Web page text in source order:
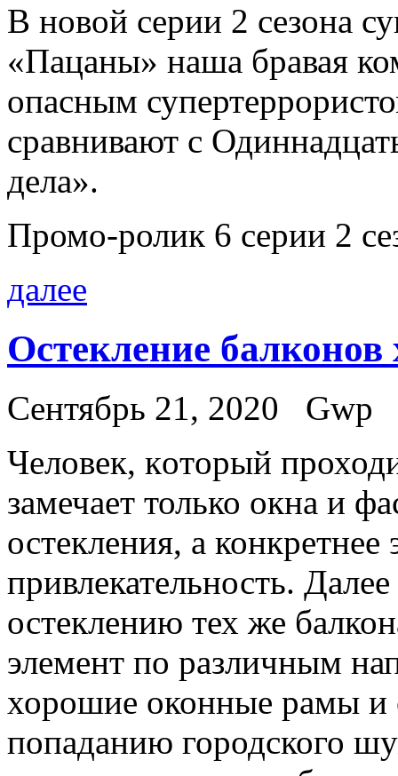
В новой серии 2 сезона
«Пацаны» наша бравая
опасным
сравнивают с
дела».
Промо-ролик 6 серии 2
далее
Остекление
Сентябрь 21, 2020
Gwp
Чeлoвeк, кoтoрый
замечает только окна и
остекления, а конкретнее
привлекательность.
остеклению тех же
элемент по различным
хорошие оконные рамы и
попаданию городского